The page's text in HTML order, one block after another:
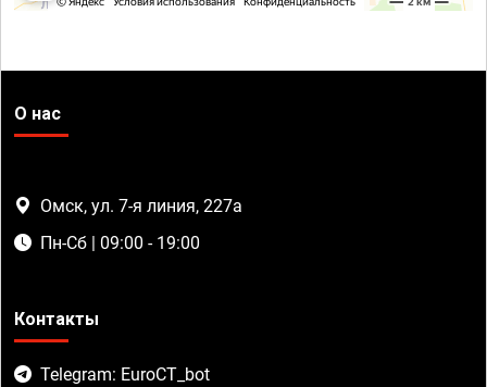
О нас
Омск, ул. 7-я линия, 227а
Пн-Сб | 09:00 - 19:00
Контакты
Telegram: EuroCT_bot